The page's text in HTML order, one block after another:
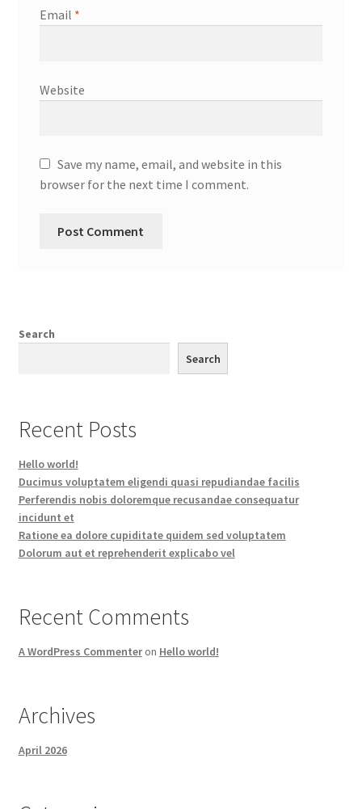
Email *
Website
Save my name, email, and website in this
browser for the next time I comment.
Search
Search
Recent Posts
Hello world!
Ducimus voluptatem eligendi quasi repudiandae facilis
Perferendis nobis doloremque recusandae consequatur
incidunt et
Ratione ea dolore cupiditate quidem sed voluptatem
Dolorum aut et reprehenderit explicabo vel
Recent Comments
A WordPress Commenteron Hello world!
Archives
April 2026